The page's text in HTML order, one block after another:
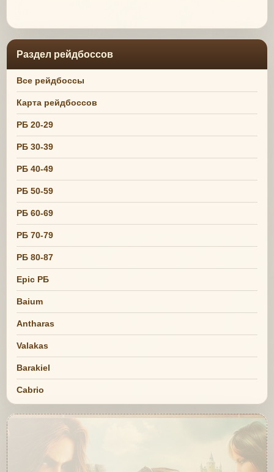
Раздел рейдбоссов
Все рейдбоссы
Карта рейдбоссов
РБ 20-29
РБ 30-39
РБ 40-49
РБ 50-59
РБ 60-69
РБ 70-79
РБ 80-87
Epic РБ
Baium
Antharas
Valakas
Barakiel
Cabrio